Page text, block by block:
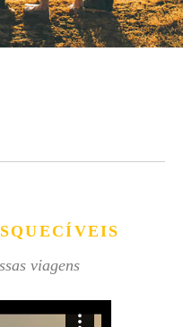
viagens